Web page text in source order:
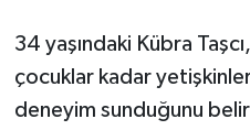
34 yaşındaki Kübra
çocuklar kadar
deneyim sunduğunu